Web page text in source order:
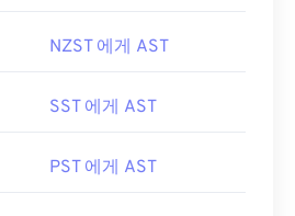
NZST 에게 AST
SST 에게 AST
PST 에게 AST